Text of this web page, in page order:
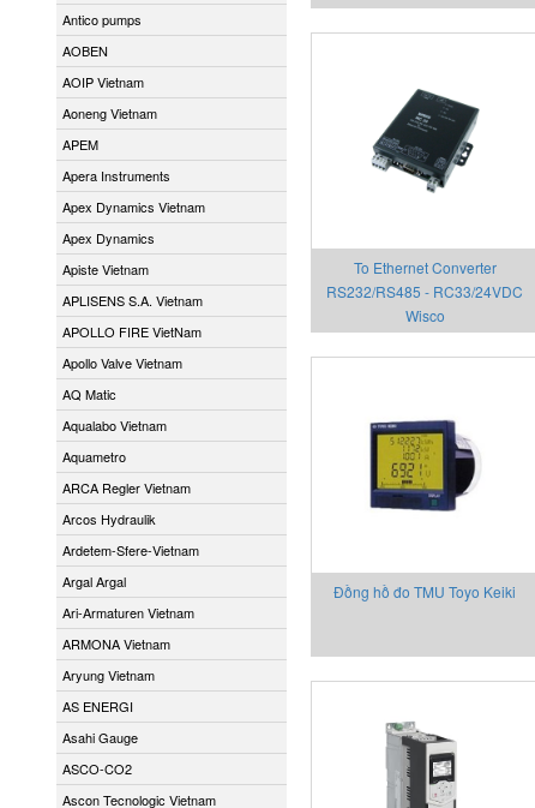
Antico pumps
AOBEN
AOIP Vietnam
Aoneng Vietnam
APEM
Apera Instruments
Apex Dynamics Vietnam
Apex Dynamics
Apiste Vietnam
APLISENS S.A. Vietnam
APOLLO FIRE VietNam
Apollo Valve Vietnam
AQ Matic
Aqualabo Vietnam
Aquametro
ARCA Regler Vietnam
Arcos Hydraulik
Ardetem-Sfere-Vietnam
Argal Argal
Ari-Armaturen Vietnam
ARMONA Vietnam
Aryung Vietnam
AS ENERGI
Asahi Gauge
ASCO-CO2
Ascon Tecnologic Vietnam
To Ethernet Converter
RS232/RS485 - RC33/24VDC
Wisco
Đồng hồ đo TMU Toyo Keiki